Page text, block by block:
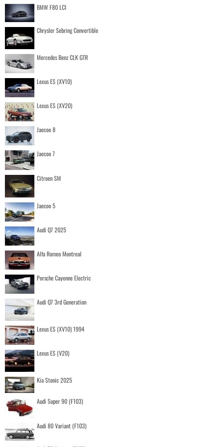
BMW F80 LCI
Chrysler Sebring Convertible
Mercedes Benz CLK GTR
Lexus ES (XV10)
Lexus ES (XV20)
Jaecoo 8
Jaecoo 7
Citroen SM
Jaecoo 5
Audi Q7 2025
Alfa Romeo Montreal
Porsche Cayenne Electric
Audi Q7 3rd Generation
Lexus ES (XV10) 1994
Lexus ES (V20)
Kia Stonic 2025
Audi Super 90 (F103)
Audi 80 Variant (F103)